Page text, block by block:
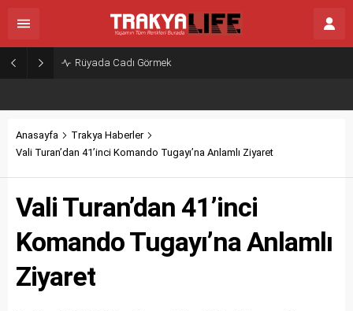
Rüyada Cadı Görmek
Anasayfa
Trakya Haberler
Vali Turan’dan 41’inci Komando Tugayı’na Anlamlı Ziyaret
Vali Turan’dan 41’inci
Komando Tugayı’na Anlamlı
Ziyaret